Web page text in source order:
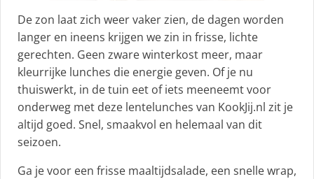
De zon laat zich weer vaker zien, de dagen worden
langer en ineens krijgen we zin in frisse, lichte
gerechten. Geen zware winterkost meer, maar
kleurrijke lunches die energie geven. Of je nu
thuiswerkt, in de tuin eet of iets meeneemt voor
onderweg met deze lentelunches van KookJij.nl zit je
altijd goed. Snel, smaakvol en helemaal van dit
seizoen.
Ga je voor een frisse maaltijdsalade, een snelle wrap,